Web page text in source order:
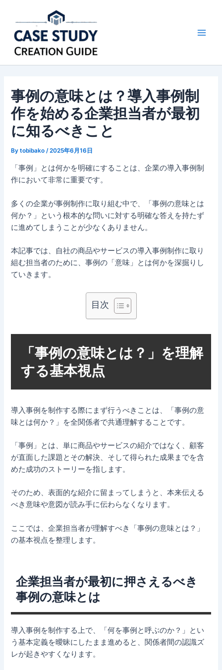
ッ
事例の意味とは？導入事例制
作を始める企業担当者が最初
に知るべきこと
Bytobibako/2025年6月16日
「事例」とは何かを明確にすることは、企業の導入事例制
作において非常に重要です。
多くの企業が事例制作に取り組む中で、「事例の意味とは
何か？」という根本的な問いに対する明確な答えを持たず
に進めてしまうことが少なくありません。
本記事では、自社の商品やサービスの導入事例制作に取り
組む担当者のために、事例の「意味」とは何かを深掘りし
ていきます。
目次
「事例の意味とは？」を理解
する基本視点
導入事例を制作する際にまず行うべきことは、「事例の意
味とは何か？」を全関係者で共通理解することです。
「事例」とは、単に商品やサービスの紹介ではなく、顧客
が直面した課題とその解決、そして得られた成果までを含
めた成功のストーリーを指します。
そのため、表面的な紹介に留まってしまうと、本来伝える
べき意味や意図が読み手に伝わらなくなります。
ここでは、企業担当者が理解すべき「事例の意味とは？」
の基本視点を整理します。
企業担当者が最初に押さえるべき
事例の意味とは
導入事例を制作する上で、「何を事例と呼ぶのか？」とい
う基本定義を曖昧にしたまま進めると、関係者間の認識ズ
レが起きやすくなります。